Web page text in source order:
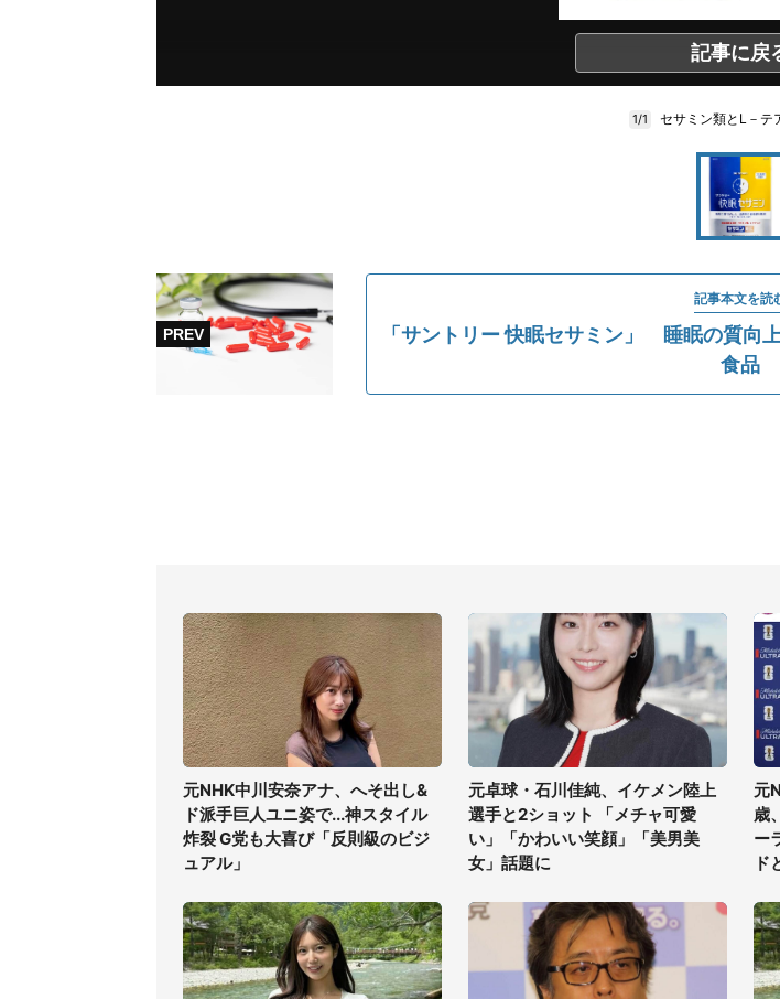
記事に戻
1/1 セサミン類とL－テ
記事本文を読
「サントリー 快眠セサミン」 睡眠の質向
食品
元NHK中川安奈アナ、へそ出し&
ド派手巨人ユニ姿で...神スタイル
炸裂 G党も大喜び「反則級のビジ
ュアル」
元卓球・石川佳純、イケメン陸上
選手と2ショット 「メチャ可愛
い」「かわいい笑顔」「美男美
女」話題に
元
歳
ー
ド